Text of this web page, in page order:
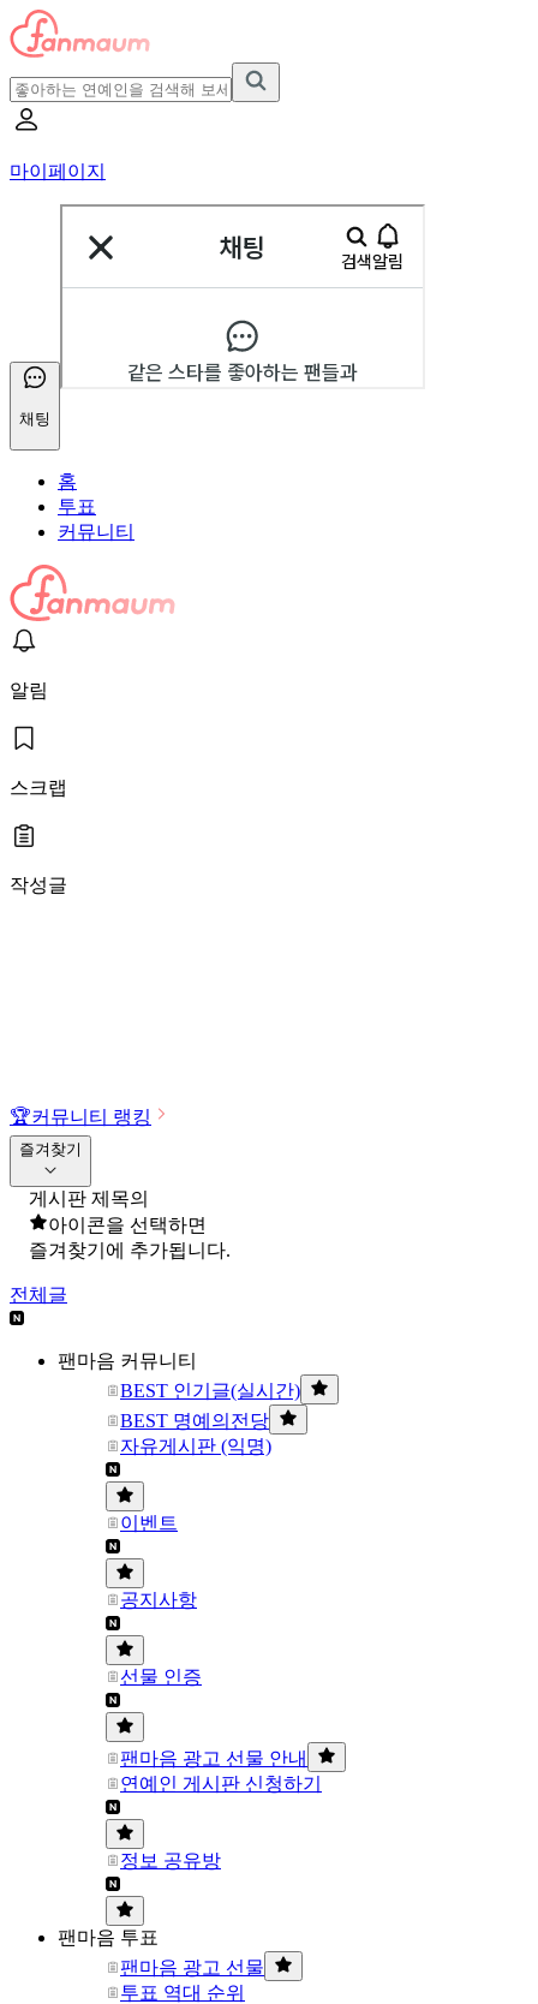
마이페이지
채팅
홈
투표
커뮤니티
알림
스크랩
작성글
🏆커뮤니티 랭킹
즐겨찾기
게시판 제목의
아이콘을 선택하면
즐겨찾기에 추가됩니다.
전체글
팬마음 커뮤니티
BEST 인기글(실시간)
BEST 명예의전당
자유게시판 (익명)
이벤트
공지사항
선물 인증
팬마음 광고 선물 안내
연예인 게시판 신청하기
정보 공유방
팬마음 투표
팬마음 광고 선물
투표 역대 순위